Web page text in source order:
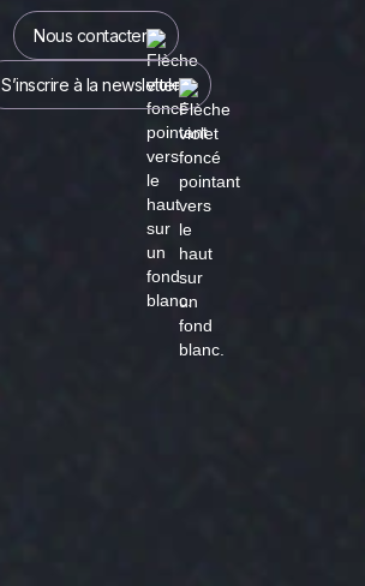
Nous contacter
S’inscrire à la newsletter